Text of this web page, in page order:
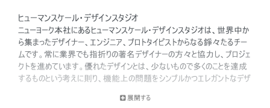
ヒューマンスケール・デザインスタジオ
ニューヨーク本社にあるヒューマンスケール・デザインスタジオは、世界中か
ら集まったデザイナー、エンジニア、プロトタイピストからなる錚々たるチー
ムです。常に業界でも指折りの著名デザイナーの方々と協力し、プロジェ
クトを進めています。優れたデザインとは、少ないもので多くのことを達成
するものという考えに則り、機能上の問題をシンプルかつエレガントなデザ
ーザーと製品との相互作用を常に念頭に置いて、エルゴノミクスに対して
展開する